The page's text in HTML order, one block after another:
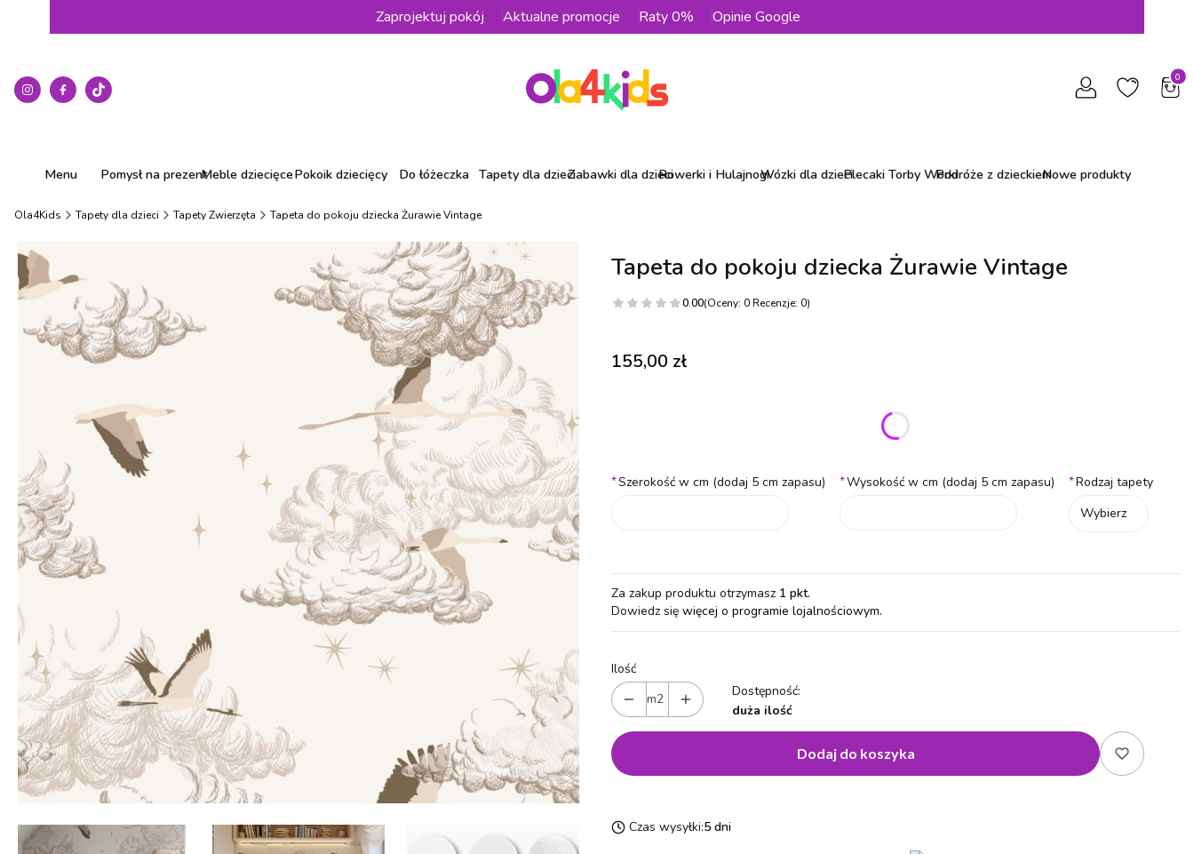
Zaprojektuj pokój Aktualne promocje Raty 0% Opinie Google
Menu Pomysł na prezentMeble dziecięcePokoik dziecięcy Do łóżeczka Tapety dla dzieciZabawki dla dzieciRowerki i HulajnogiWózki dla dzieciPlecaki Torby WorkiPodróże z dzieckiemNowe produkty
Ola4Kids Tapety dla dzieci Tapety Zwierzęta Tapeta do pokoju dziecka Żurawie Vintage
Tapeta do pokoju dziecka Żurawie Vintage
0.00(Oceny: 0 Recenzje: 0)
Cena
155,00 zł
*Szerokość w cm (dodaj 5 cm zapasu) *Wysokość w cm (dodaj 5 cm zapasu) *Rodzaj tapety
Wybierz
Za zakup produktu otrzymasz 1 pkt.
Dowiedz się więcej o programie lojalnościowym.
Ilość
m2
Dostępność:
duża ilość
Dodaj do koszyka
Czas wysyłki:5 dni